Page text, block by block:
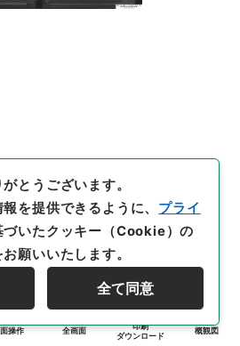
操作 全画面
印刷
ダウンロード
概観図
とうございます。
を提供できるように、 プライ
づいたクッキー（Cookie）の
願いいたします。
全て同意